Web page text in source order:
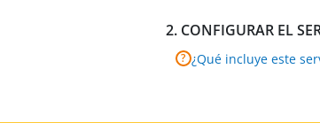
2. CONFIGURAR EL
? ¿Qué incluye este